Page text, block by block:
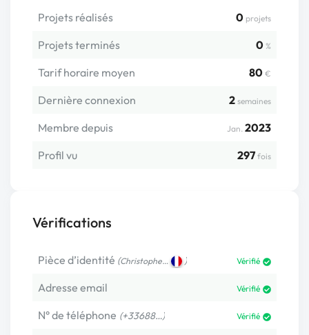
Projets réalisés 0 projets
Projets terminés 0 %
Tarif horaire moyen 80 €
Dernière connexion 2 semaines
Membre depuis Jan. 2023
Profil vu
297 fois
Vérifications
Pièce d’identité (Christophe… ) Vérifié
Adresse email Vérifié
N° de téléphone (+33688…) Vérifié